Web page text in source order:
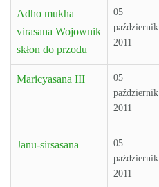
Adho mukha
virasana Wojownik
skłon do przodu
05
październik
2011
Maricyasana III
05
październik
2011
Janu-sirsasana
05
październik
2011